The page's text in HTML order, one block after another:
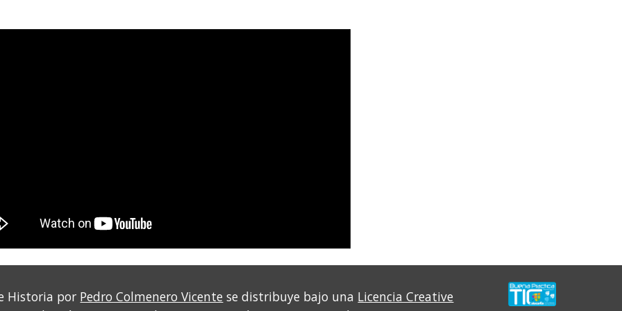
Historia por Pedro Colmenero Vicente se distribuye bajo una Licencia Creative